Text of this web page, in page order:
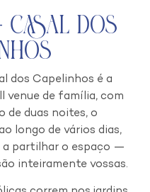
Casal dos
dos Capelinhos é a
venue de família, com
de duas noites, o
longo de vários dias,
a partilhar o espaço —
inteiramente vossas.